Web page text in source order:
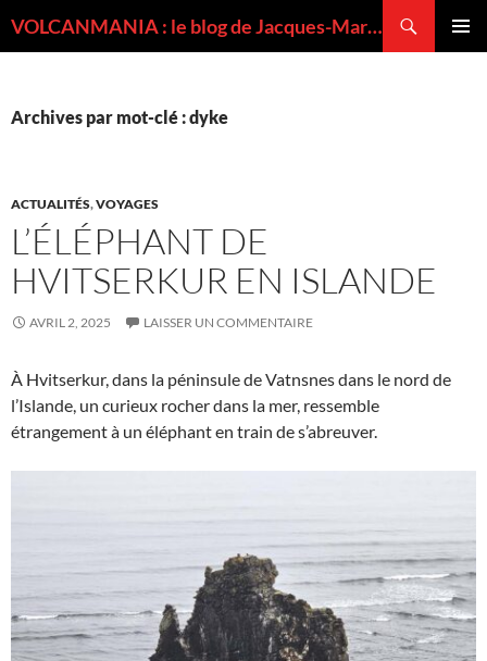
VOLCANMANIA : le blog de Jacques-Marie BARDINTZEFF, volcanologue
Archives par mot-clé : dyke
ACTUALITÉS,VOYAGES
L’ÉLÉPHANT DE
HVITSERKUR EN ISLANDE
AVRIL 2, 2025 LAISSER UN COMMENTAIRE
À Hvitserkur, dans la péninsule de Vatnsnes dans le nord de
l’Islande, un curieux rocher dans la mer, ressemble
étrangement à un éléphant en train de s’abreuver.